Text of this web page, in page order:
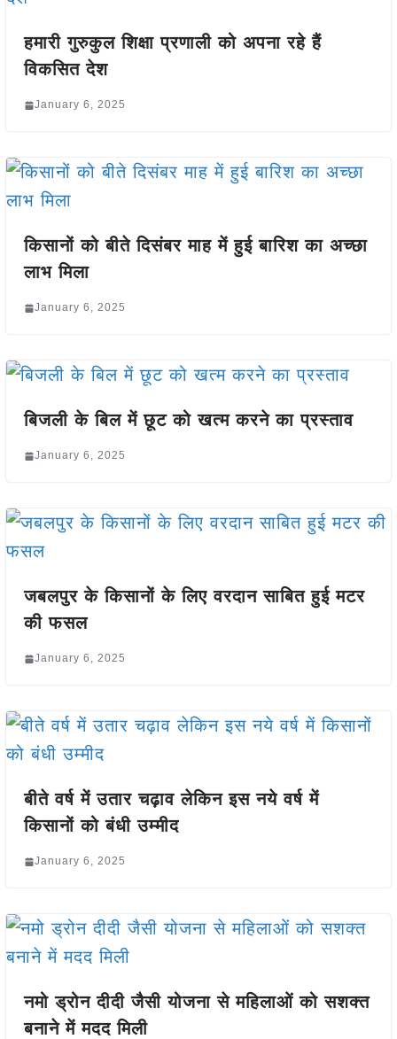
हमारी गुरुकुल शिक्षा प्रणाली को अपना रहे हैं
विकसित देश
January 6, 2025
किसानों को बीते दिसंबर माह में हुई बारिश का अच्छा
लाभ मिला
January 6, 2025
बिजली के बिल में छूट को खत्म करने का प्रस्ताव
January 6, 2025
जबलपुर के किसानों के लिए वरदान साबित हुई मटर
की फसल
January 6, 2025
बीते वर्ष में उतार चढ़ाव लेकिन इस नये वर्ष में
किसानों को बंधी उम्मीद
January 6, 2025
नमो ड्रोन दीदी जैसी योजना से महिलाओं को सशक्त
बनाने में मदद मिली